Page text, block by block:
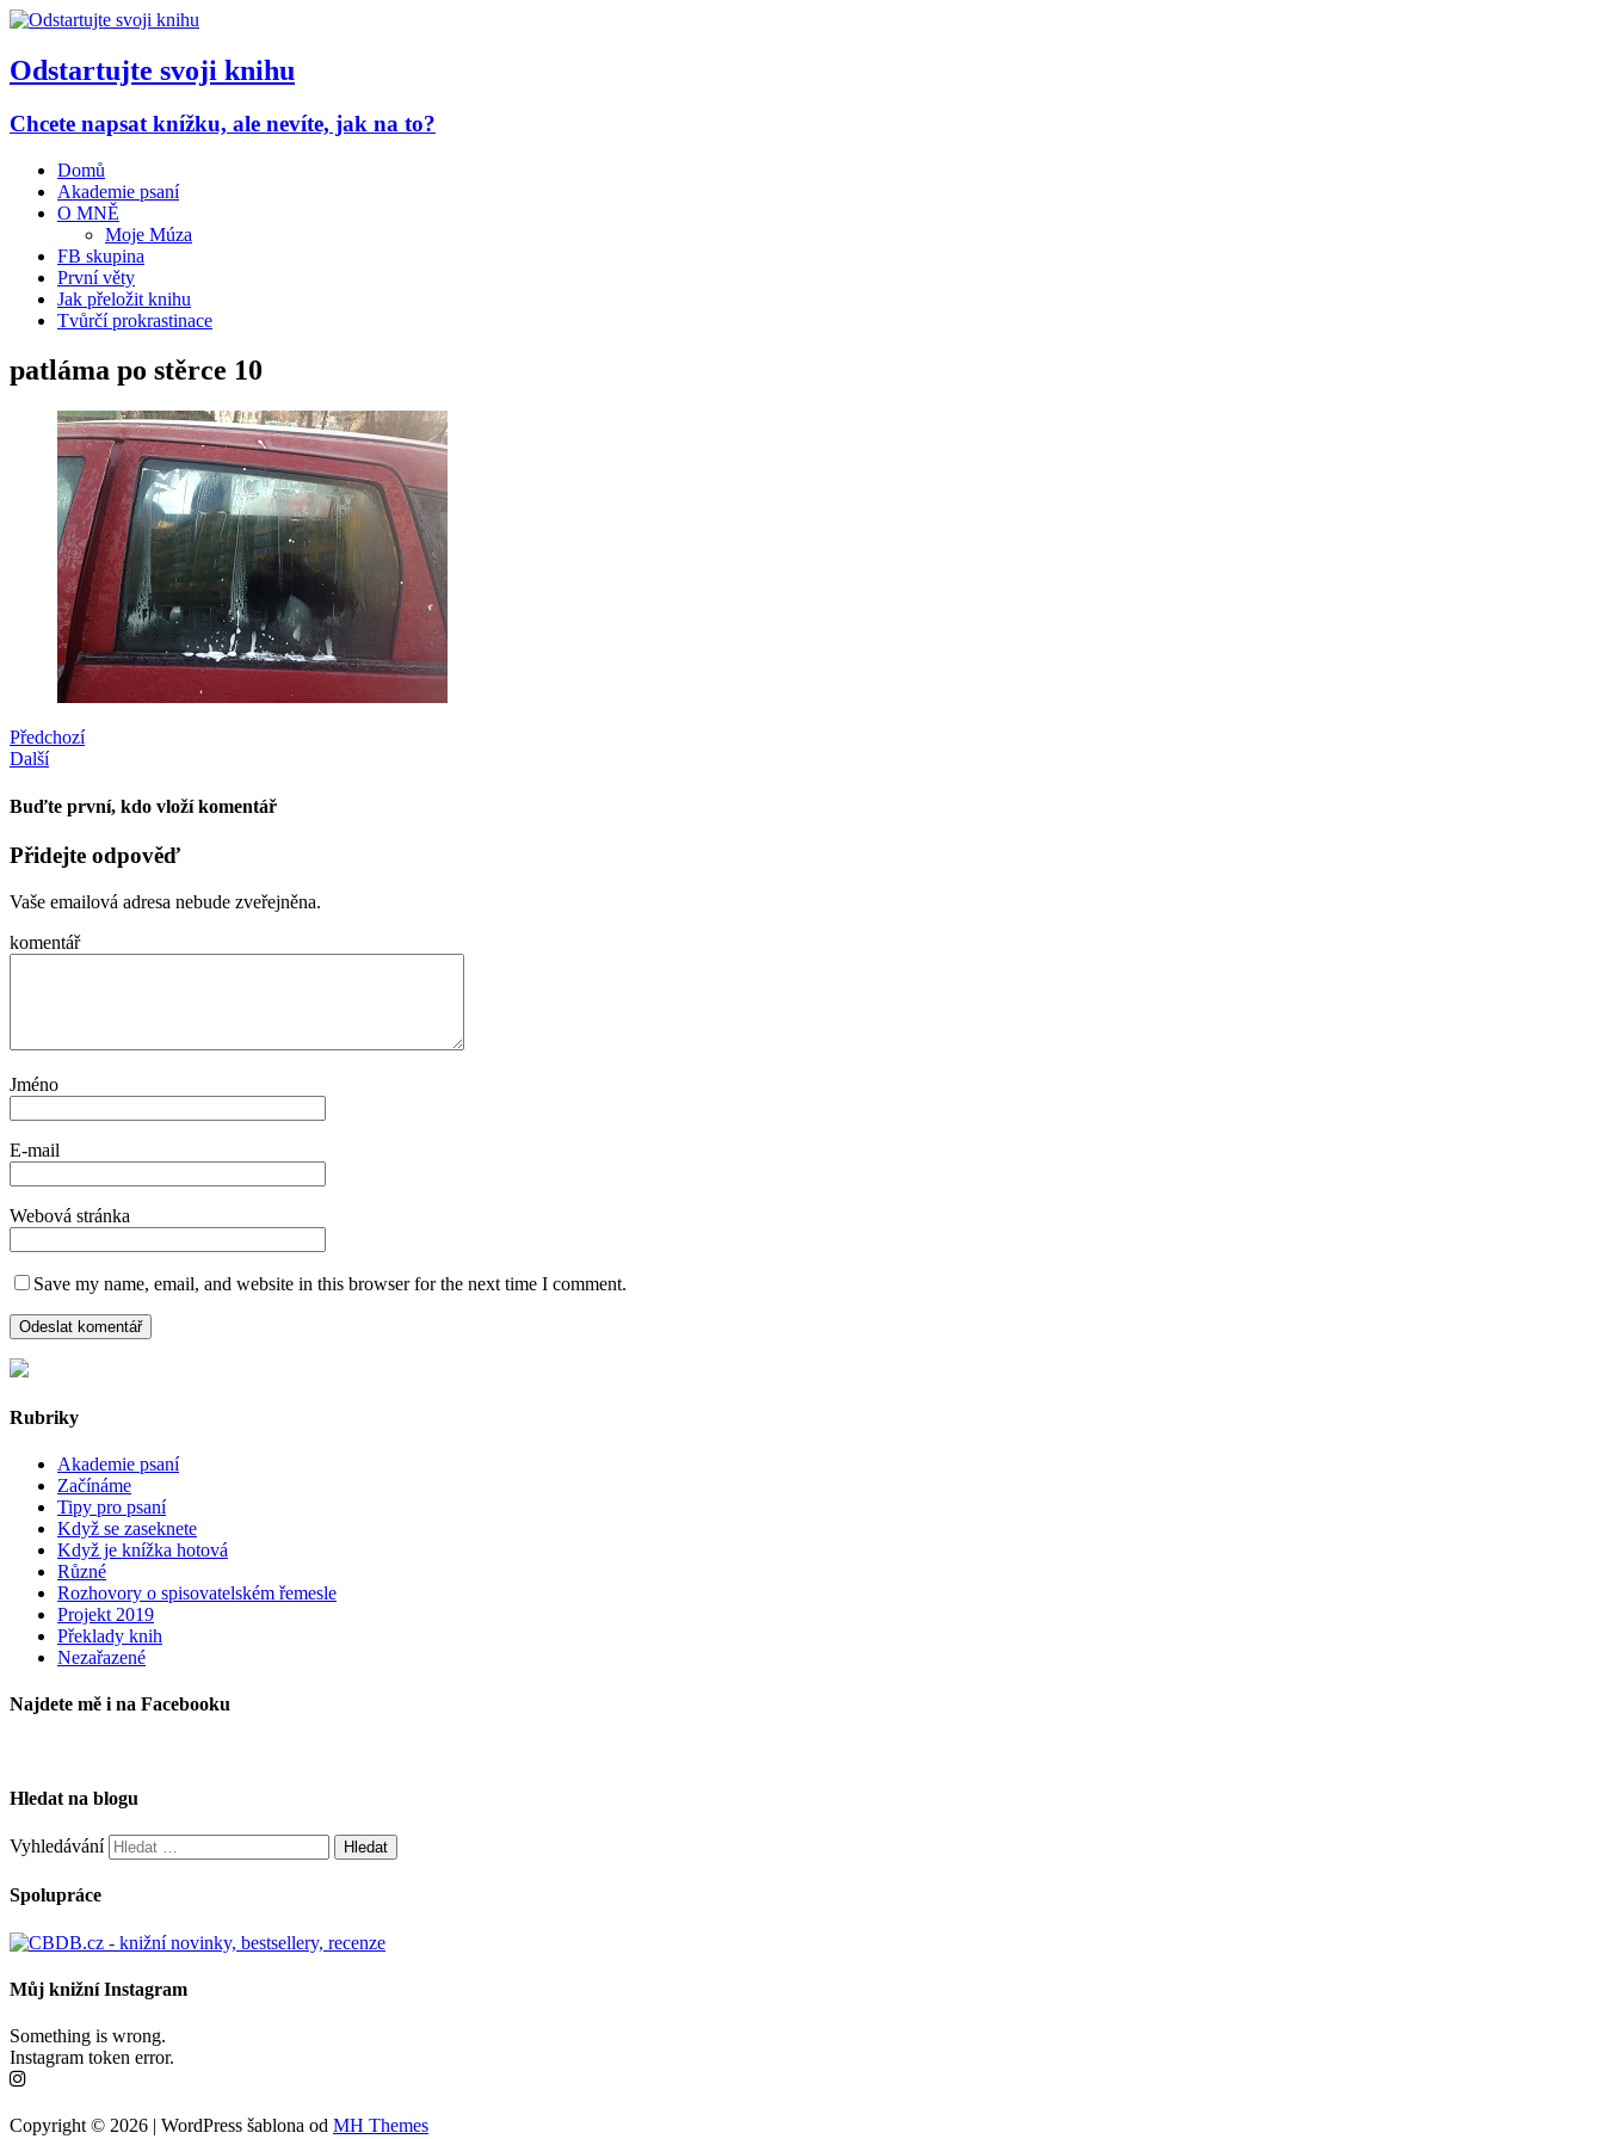
Odstartujte svoji knihu
Chcete napsat knížku, ale nevíte, jak na to?
Domů
Akademie psaní
O MNĚ
Moje Múza
FB skupina
První věty
Jak přeložit knihu
Tvůrčí prokrastinace
patláma po stěrce 10
Předchozí
Další
Buďte první, kdo vloží komentář
Přidejte odpověď
Vaše emailová adresa nebude zveřejněna.
komentář
Jméno
E-mail
Webová stránka
Save my name, email, and website in this browser for the next time I comment.
Rubriky
Akademie psaní
Začínáme
Tipy pro psaní
Když se zaseknete
Když je knížka hotová
Různé
Rozhovory o spisovatelském řemesle
Projekt 2019
Překlady knih
Nezařazené
Najdete mě i na Facebooku
Hledat na blogu
Vyhledávání
Spolupráce
Můj knižní Instagram
Something is wrong.
Instagram token error.
Copyright © 2026 | WordPress šablona od MH Themes